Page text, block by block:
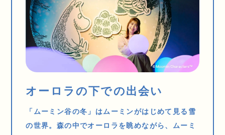
オーロラの下での出会い
「ムーミン谷の冬」はムーミンがはじめて見る雪
の世界。森の中でオーロラを眺めながら、ムーミ